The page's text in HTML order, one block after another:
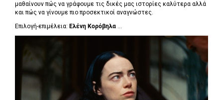
μαθαίνουν πώς να γράφουμε τις δικές μας ιστορίες καλύτερα αλλά
και πώς να γίνουμε πιο προσεκτικοί αναγνώστες.
Επιλογή-επιμέλεια: Ελένη Κορόβηλα